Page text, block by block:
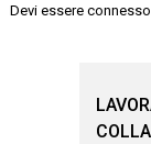
Devi essereconnesso